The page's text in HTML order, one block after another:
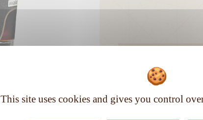
Matière
Type de rhum :
This site uses cookies and gives you control